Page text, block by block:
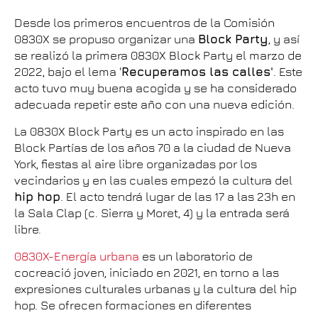
Desde los primeros encuentros de la Comisión
0830X se propuso organizar una Block Party, y así
se realizó la primera 0830X Block Party el marzo de
2022, bajo el lema 'Recuperamos las calles'. Este
acto tuvo muy buena acogida y se ha considerado
adecuada repetir este año con una nueva edición.
La 0830X Block Party es un acto inspirado en las
Block Partías de los años 70 a la ciudad de Nueva
York, fiestas al aire libre organizadas por los
vecindarios y en las cuales empezó la cultura del
hip hop. El acto tendrá lugar de las 17 a las 23h en
la Sala Clap (c. Sierra y Moret, 4) y la entrada será
libre.
0830X-Energía urbana es un laboratorio de
cocreació joven, iniciado en 2021, en torno a las
expresiones culturales urbanas y la cultura del hip
hop. Se ofrecen formaciones en diferentes